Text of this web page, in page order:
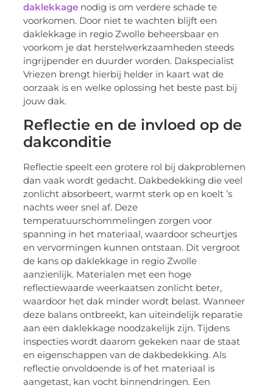
daklekkage nodig is om verdere schade te
voorkomen. Door niet te wachten blijft een
daklekkage in regio Zwolle beheersbaar en
voorkom je dat herstelwerkzaamheden steeds
ingrijpender en duurder worden. Dakspecialist
Vriezen brengt hierbij helder in kaart wat de
oorzaak is en welke oplossing het beste past bij
jouw dak.
Reflectie en de invloed op de
dakconditie
Reflectie speelt een grotere rol bij dakproblemen
dan vaak wordt gedacht. Dakbedekking die veel
zonlicht absorbeert, warmt sterk op en koelt ’s
nachts weer snel af. Deze
temperatuurschommelingen zorgen voor
spanning in het materiaal, waardoor scheurtjes
en vervormingen kunnen ontstaan. Dit vergroot
de kans op daklekkage in regio Zwolle
aanzienlijk. Materialen met een hoge
reflectiewaarde weerkaatsen zonlicht beter,
waardoor het dak minder wordt belast. Wanneer
deze balans ontbreekt, kan uiteindelijk reparatie
aan een daklekkage noodzakelijk zijn. Tijdens
inspecties wordt daarom gekeken naar de staat
en eigenschappen van de dakbedekking. Als
reflectie onvoldoende is of het materiaal is
aangetast, kan vocht binnendringen. Een